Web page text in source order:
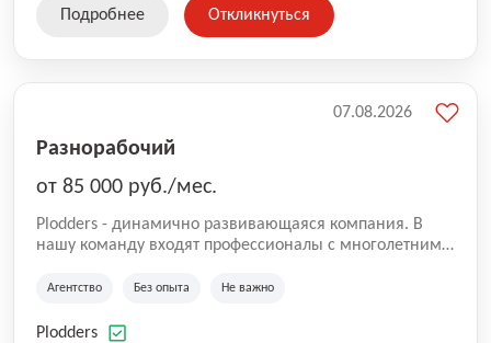
Подробнее Откликнуться
Разнорабочий
от 85 000 руб./мес.
Plodders - динамично развивающаяся компания. В
нашу команду входят профессионалы с многолетним
на рынке аутсорсинга, а накопленный опыт позволяют
оказываемых услуг.
Агентство Без опыта Не важно
Plodders
07.08.2026